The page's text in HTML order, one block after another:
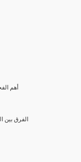
(3) أهم
2- الفرق بين